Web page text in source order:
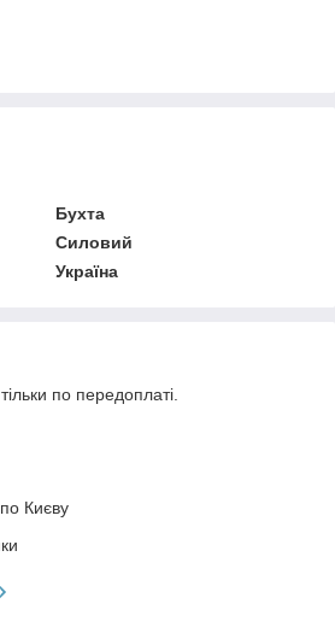
Бухта
Силовий
Україна
по передоплаті.
Києву